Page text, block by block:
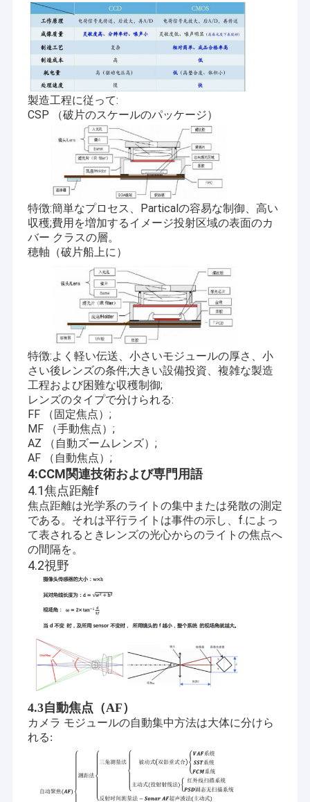
ホーム
製造工程に従って:
CSP （破片のスケールのパッケージ）
特徴:簡単なプロセス、Particalの容易な制御、高い
収穫;費用を増加するイメージ投射区域の表面のカ
バー クラスの層。
穂軸（破片船上に）
特徴:よく軽い伝送、小さいモジュールの厚さ、小
さい後レンズの条件;大きい設備投資、複雑な製造
工程および困難な収穫制御;
レンズのタイプで分けられる:
FF （固定焦点）;
MF （手動焦点）;
AZ （自動ズームレンズ）;
AF （自動焦点）;
4:CCM関連技術および専門用語
4.1焦点距離f
焦点距離は光学系のライトの集中または発散の測定
である。それは平行ライトは事件の示し、f.によっ
て表されるときレンズの光心からのライトの焦点へ
の間隔を。
4.2視野
4.3自動焦点（AF）
カメラ モジュールの自動集中方法は大体に分けら
れる:
シンセンSinoseenの技術Co.、株式会社は2009年3月に確立され
た。終わる十年のために、Sinoseenは設計および開発の製造業か
らのさまざまなOEM/ODMによってカスタマイズされるCMOSの
画像処理の解決を顧客に与えることに専用されていたアフターセ
ールスのワンストップservice.weに競争価格および最もよい質の